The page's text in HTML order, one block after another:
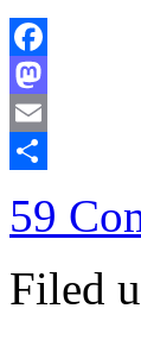
Facebook
Mastodon
Email
59
Filed